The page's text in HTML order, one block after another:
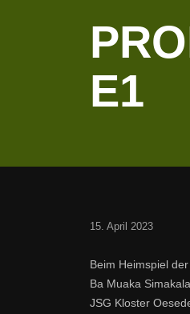
E1
15. April 2023
Beim Heimspiel
Ba Muaka
JSG Kloster